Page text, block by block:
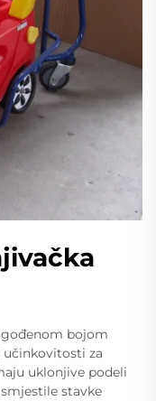
bojom
učinkovitosti za
uklonjive podeli
stavke